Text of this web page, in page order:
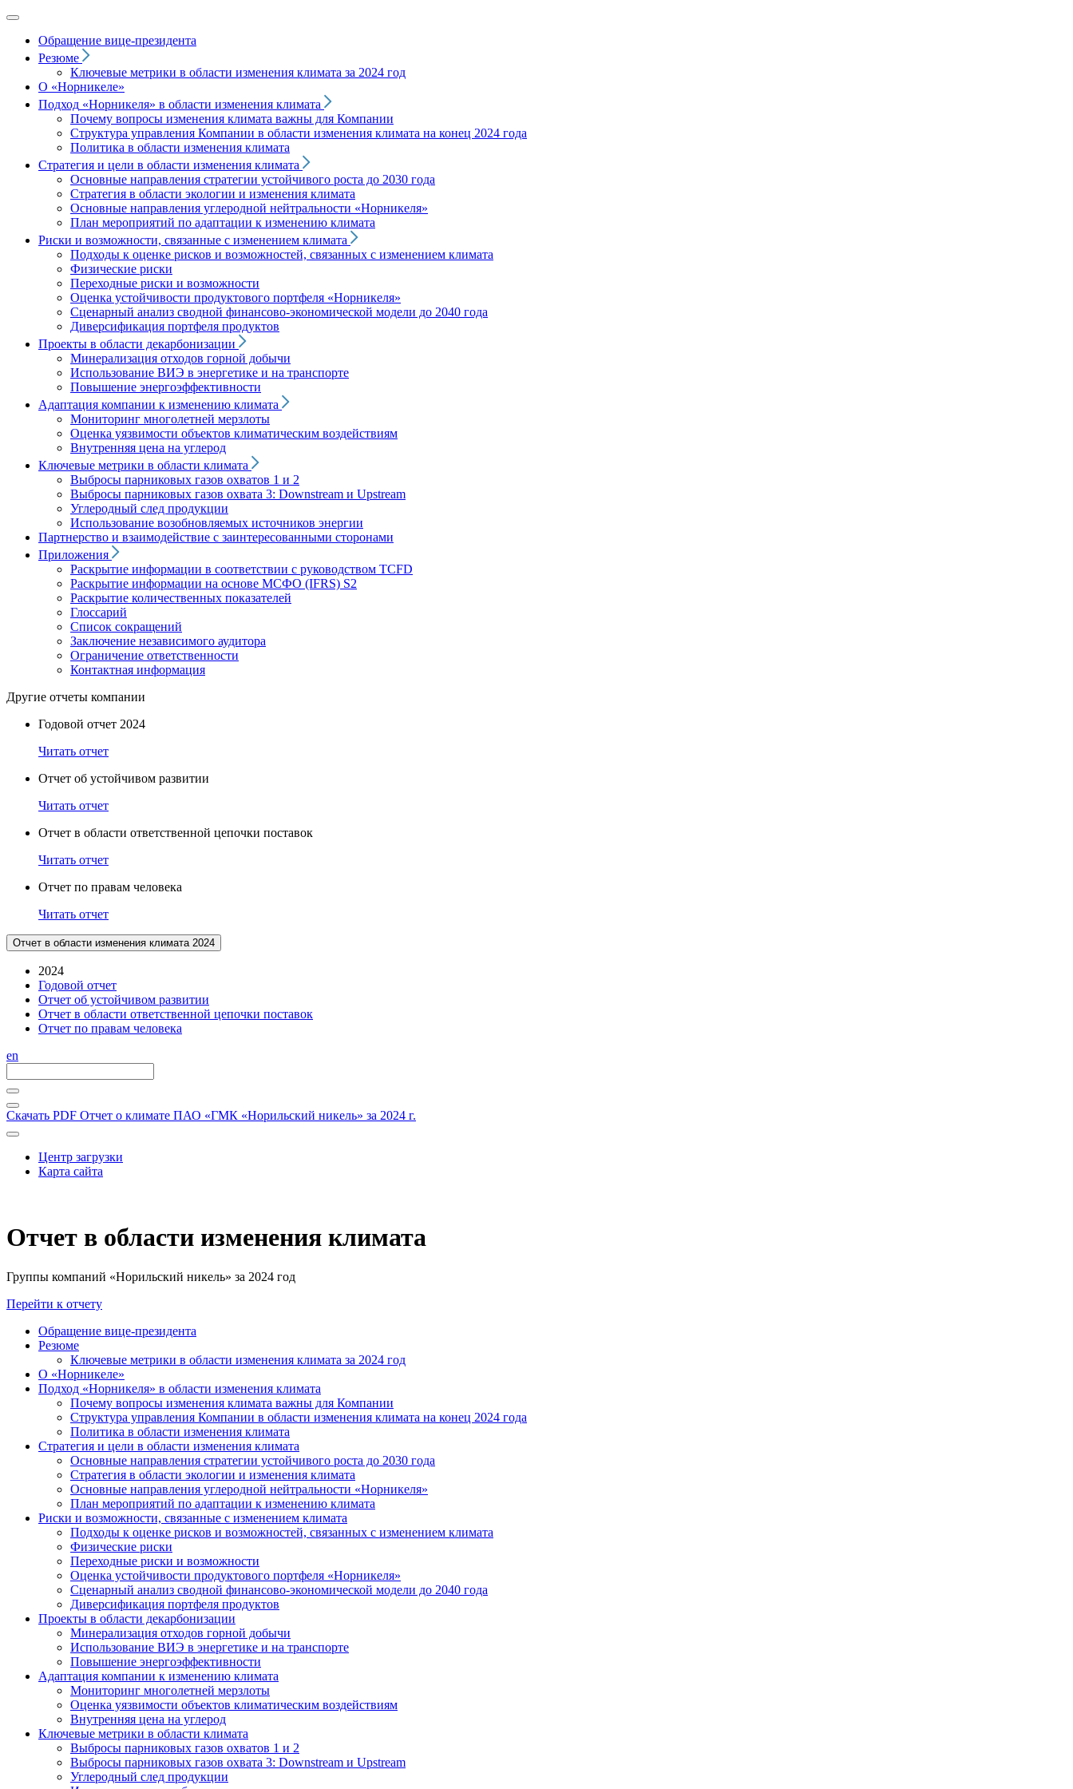
Обращение вице‑президента
Резюме
Ключевые метрики в области изменения климата за 2024 год
О «Норникеле»
Подход «Норникеля» в области изменения климата
Почему вопросы изменения климата важны для Компании
Структура управления Компании в области изменения климата на конец 2024 года
Политика в области изменения климата
Стратегия и цели в области изменения климата
Основные направления стратегии устойчивого роста до 2030 года
Стратегия в области экологии и изменения климата
Основные направления углеродной нейтральности «Норникеля»
План мероприятий по адаптации к изменению климата
Риски и возможности, связанные с изменением климата
Подходы к оценке рисков и возможностей, связанных с изменением климата
Физические риски
Переходные риски и возможности
Оценка устойчивости продуктового портфеля «Норникеля»
Сценарный анализ сводной финансово-экономической модели до 2040 года
Диверсификация портфеля продуктов
Проекты в области декарбонизации
Минерализация отходов горной добычи
Использование ВИЭ в энергетике и на транспорте
Повышение энергоэффективности
Адаптация компании к изменению климата
Мониторинг многолетней мерзлоты
Оценка уязвимости объектов климатическим воздействиям
Внутренняя цена на углерод
Ключевые метрики в области климата
Выбросы парниковых газов охватов 1 и 2
Выбросы парниковых газов охвата 3: Downstream и Upstream
Углеродный след продукции
Использование возобновляемых источников энергии
Партнерство и взаимодействие с заинтересованными сторонами
Приложения
Раскрытие информации в соответствии с руководством TCFD
Раскрытие информации на основе МСФО (IFRS) S2
Раскрытие количественных показателей
Глоссарий
Список сокращений
Заключение независимого аудитора
Ограничение ответственности
Контактная информация
Другие отчеты компании
Годовой отчет 2024
Читать отчет
Отчет об устойчивом развитии
Читать отчет
Отчет в области ответственной цепочки поставок
Читать отчет
Отчет по правам человека
Читать отчет
Отчет в области изменения климата 2024
2024
Годовой отчет
Отчет об устойчивом развитии
Отчет в области ответственной цепочки поставок
Отчет по правам человека
en
Скачать PDF Отчет о климате ПАО «ГМК «Норильский никель» за 2024 г.
Центр загрузки
Карта сайта
Отчет в области изменения климата
Группы компаний «Норильский никель» за 2024 год
Перейти к отчету
Обращение вице-президента
Резюме
Ключевые метрики в области изменения климата за 2024 год
О «Норникеле»
Подход «Норникеля» в области изменения климата
Почему вопросы изменения климата важны для Компании
Структура управления Компании в области изменения климата на конец 2024 года
Политика в области изменения климата
Стратегия и цели в области изменения климата
Основные направления стратегии устойчивого роста до 2030 года
Стратегия в области экологии и изменения климата
Основные направления углеродной нейтральности «Норникеля»
План мероприятий по адаптации к изменению климата
Риски и возможности, связанные с изменением климата
Подходы к оценке рисков и возможностей, связанных с изменением климата
Физические риски
Переходные риски и возможности
Оценка устойчивости продуктового портфеля «Норникеля»
Сценарный анализ сводной финансово-экономической модели до 2040 года
Диверсификация портфеля продуктов
Проекты в области декарбонизации
Минерализация отходов горной добычи
Использование ВИЭ в энергетике и на транспорте
Повышение энергоэффективности
Адаптация компании к изменению климата
Мониторинг многолетней мерзлоты
Оценка уязвимости объектов климатическим воздействиям
Внутренняя цена на углерод
Ключевые метрики в области климата
Выбросы парниковых газов охватов 1 и 2
Выбросы парниковых газов охвата 3: Downstream и Upstream
Углеродный след продукции